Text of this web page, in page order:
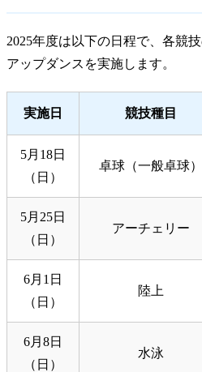
2025年度は以下の日程で、各競
アップダンスを実施します。
実施日 競技種目
5月18日
（日）
卓球（一般卓球）
5月25日
（日）
アーチェリー
6月1日
（日）
陸上
6月8日
（日）
水泳